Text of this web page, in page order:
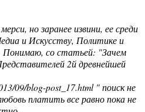
но заранее извини, ее среди
и Искусству, Политике и
Понимаю, со статьей: "Зачем
2й древнейшей
09/blog-post_17.html" поиск не
платить все равно пока не